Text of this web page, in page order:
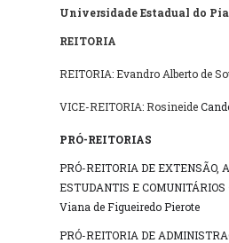
Universidade Estadual do
REITORIA
REITORIA:Evandro Alberto de
VICE-REITORIA:Rosineide
PRÓ-REITORIAS
PRÓ-REITORIA DE EXTENSÃO,
ESTUDANTIS E
Viana de Figueiredo Pierote
PRÓ-REITORIA DE